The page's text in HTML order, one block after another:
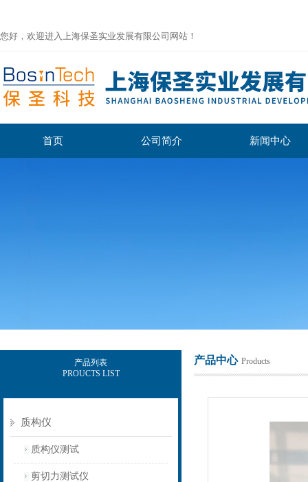
您好，欢迎进入上海保圣实业发展有限公司网站！
首页 公司简介 新闻中心
产品列表
PROUCTS LIST
质构仪
质构仪测试
剪切力测试仪
产品中心 Products